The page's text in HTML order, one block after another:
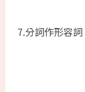
7.分詞作形容詞